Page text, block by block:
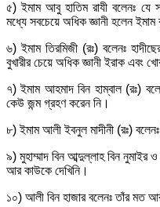
৫) ইমাম আবু হাতিম রাযী বলেনঃ যে
মধ্যে সবচেয়ে অধিক জ্ঞানী হলেন ইমাম
৬) ইমাম তিরমিজী (রঃ) বলেনঃ
বুখারীর চেয়ে অধিক জ্ঞানী ইরাক এবং
৭) ইমাম আহমাদ বিন হাম্বাল (রঃ)
কেউ জন্ম গ্রহণ করেন নি।
৮) ইমাম আলী ইবনুল মাদীনী (রঃ)
৯) মুহাম্মাদ বিন আব্দুল্লাহ বিন
আর কাউকে দেখিনি।
১০) আলী বিন হাজার বলেনঃ তাঁর মত